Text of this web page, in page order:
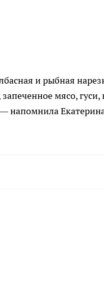
и рыбная
мясо,
напомнила